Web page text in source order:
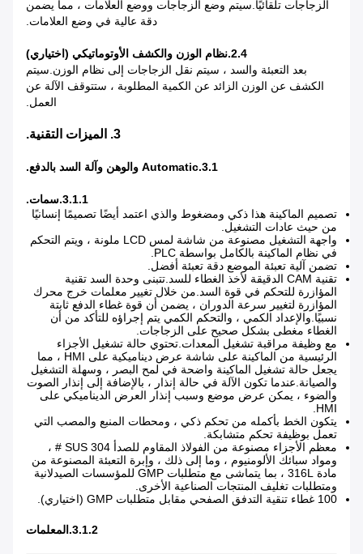
الزجاجات تلقائيًا.سيتم وضع الزجاجات ووضع العلامات ، مما يضمن
دقة عالية في وضع العلامات.
2.4.نظام الوزن والكشف الأوتوماتيكي (اختياري)
بعد التعبئة والسد ، سيتم نقل الزجاجات إلى نظام الوزن.سيتم
الكشف عن الوزن الزائد عن الكمية المطلوبة ، ستتوقف الآلة عن
العمل.
3. الميزات التقنية.
3.1.Automatic و الوهن وآلة السد بالدفع.
3.1.1.سمات.
تصميم الماكينة هذا ذكي ومضغوط والذي اعتمد أيضًا تصميمًا إنسانيًا
من حيث عادات التشغيل.
واجهة التشغيل مصنوعة من شاشة لمس LCD ملونة ، ويتم التحكم
في نظام الماكينة بالكامل بواسطة PLC.
تضمن آلية تعبئة الموضع دقة تعبئة أفضل.
تقنية CAM الدقيقة لأخذ الغطاء للسد.تتبنى وحدة السد تقنية
المؤازرة للتحكم في قوة السد.من خلال تغيير معلمات خرج محرك
المؤازرة لتغيير سرعة الدوران ، يضمن أن قوة غطاء الدفع ثابتة
نسبيًا.والإعداد الكمي ، والتحكم الكمي يتم إجراؤه للتأكد من أن
الغطاء مغطى بشكل صحيح على الزجاجات.
مع وظيفة مراقبة تشغيل المعدات.تحتوي حالة تشغيل الأجزاء
الرئيسية من الماكينة على شاشة عرض ديناميكية على HMI ، مما
يجعل حالة تشغيل الماكينة واضحة في لمح البصر ، وسهلة التشغيل
والصيانة.عندما تكون الآلة في حالة إنذار ، بالإضافة إلى إنذار الصوت
والضوء ، يمكن عرض موضع وسبب إنذار العرض الديناميكي على
HMI.
يتكون الخط بأكمله من تحكم ذكي ، ومحطات المنبع والمصب التي
تعمل بوظيفة تحكم متشابكة.
معظم الأجزاء مصنوعة من الفولاذ المقاوم للصدأ SUS 304 # ،
ومواد سبائك الألومنيوم ، وما إلى ذلك ، وإبرة التعبئة المصنوعة من
مادة 316L ، بما يتماشى مع متطلبات GMP للمؤسسات الصيدلانية
ومتطلبات تغليف المنتجات الصناعية الأخرى.
100 غطاء تنقية التدفق الصفحي مقابل متطلبات GMP (اختياري).
3.1.2.المعلمات